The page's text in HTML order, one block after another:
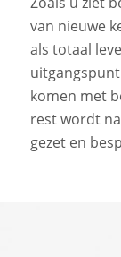
van nieuwe
als totaal
komen met
rest wordt
gezet en